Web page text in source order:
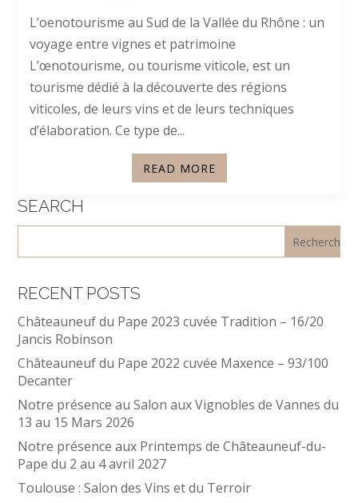
L’oenotourisme au Sud de la Vallée du Rhône : un
voyage entre vignes et patrimoine
L’œnotourisme, ou tourisme viticole, est un
tourisme dédié à la découverte des régions
viticoles, de leurs vins et de leurs techniques
d’élaboration. Ce type de...
READ MORE
SEARCH
RECENT POSTS
Châteauneuf du Pape 2023 cuvée Tradition – 16/20
Jancis Robinson
Châteauneuf du Pape 2022 cuvée Maxence – 93/100
Decanter
Notre présence au Salon aux Vignobles de Vannes du
13 au 15 Mars 2026
Notre présence aux Printemps de Châteauneuf-du-
Pape du 2 au 4 avril 2027
Toulouse : Salon des Vins et du Terroir